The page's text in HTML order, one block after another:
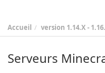
Accueil version 1.14.X -
Serveurs